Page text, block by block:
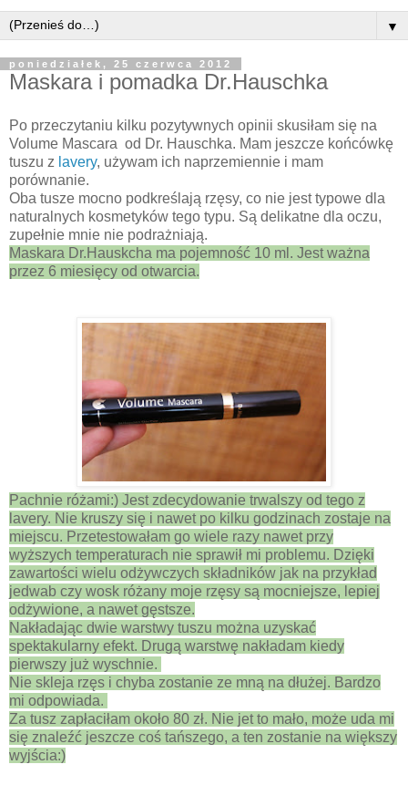
▼
poniedziałek, 25 czerwca 2012
Maskara i pomadka Dr.Hauschka
Po przeczytaniu kilku pozytywnych opinii skusiłam się na
Volume Mascara od Dr. Hauschka. Mam jeszcze końcówkę
tuszu z lavery, używam ich naprzemiennie i mam
porównanie.
Oba tusze mocno podkreślają rzęsy, co nie jest typowe dla
naturalnych kosmetyków tego typu. Są delikatne dla oczu,
zupełnie mnie nie podrażniają.
Maskara Dr.Hauskcha ma pojemność 10 ml. Jest ważna
przez 6 miesięcy od otwarcia.
Pachnie różami:) Jest zdecydowanie trwalszy od tego z
lavery. Nie kruszy się i nawet po kilku godzinach zostaje na
miejscu. Przetestowałam go wiele razy nawet przy
wyższych temperaturach nie sprawił mi problemu. Dzięki
zawartości wielu odżywczych składników jak na przykład
jedwab czy wosk różany moje rzęsy są mocniejsze, lepiej
odżywione, a nawet gęstsze.
Nakładając dwie warstwy tuszu można uzyskać
spektakularny efekt. Drugą warstwę nakładam kiedy
pierwszy już wyschnie.
Nie skleja rzęs i chyba zostanie ze mną na dłużej. Bardzo
mi odpowiada.
Za tusz zapłaciłam około 80 zł. Nie jet to mało, może uda mi
się znaleźć jeszcze coś tańszego, a ten zostanie na większy
wyjścia:)